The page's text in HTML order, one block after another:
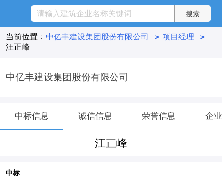
当前位置： 中亿丰建设集团股份有限公司 > 项目经理
>
汪正峰
中亿丰建设集团股份有限公司
中标信息 诚信信息 荣誉信息 企
汪正峰
中标